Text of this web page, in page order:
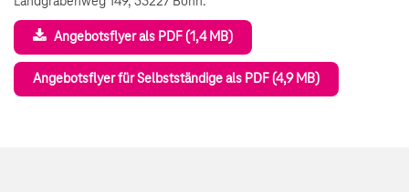
Angebotsflyer als PDF (1,4 MB)
Angebotsflyer für Selbstständige als PDF (4,9 MB)